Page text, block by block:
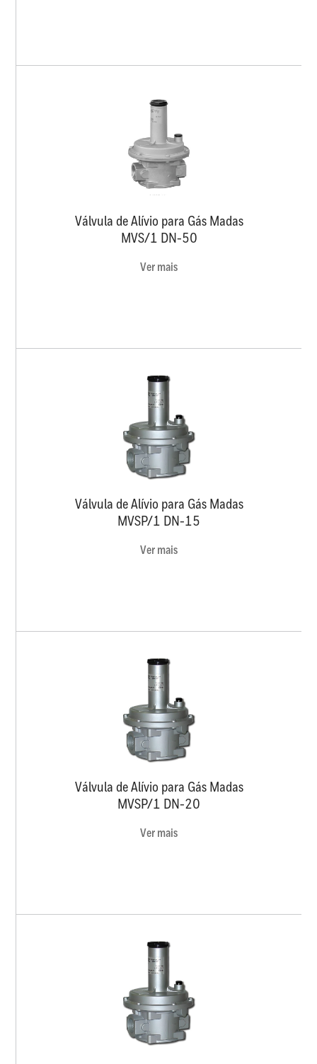
Válvula de Alívio para Gás Madas
MVS/1 DN-50
Ver mais
Válvula de Alívio para Gás Madas
MVSP/1 DN-15
Ver mais
Válvula de Alívio para Gás Madas
MVSP/1 DN-20
Ver mais